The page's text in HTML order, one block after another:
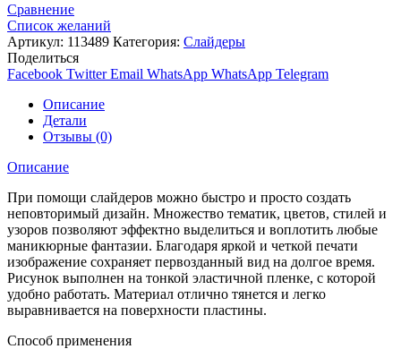
Сравнение
Список желаний
Артикул: 113489 Категория: Слайдеры
Поделиться
Facebook Twitter Email WhatsApp WhatsApp Telegram
Описание
Детали
Отзывы (0)
Описание
При помощи слайдеров можно быстро и просто создать
неповторимый дизайн. Множество тематик, цветов, стилей и
узоров позволяют эффектно выделиться и воплотить любые
маникюрные фантазии. Благодаря яркой и четкой печати
изображение сохраняет первозданный вид на долгое время.
Рисунок выполнен на тонкой эластичной пленке, с которой
удобно работать. Материал отлично тянется и легко
выравнивается на поверхности пластины.
Способ применения